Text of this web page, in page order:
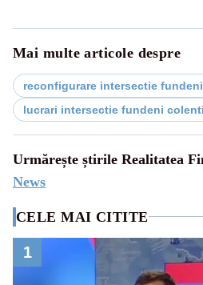
Mai multe articole despre
reconfigurare intersectie
lucrari intersectie fundeni
Urmărește știrile Realitatea
News
CELE MAI CITITE
1